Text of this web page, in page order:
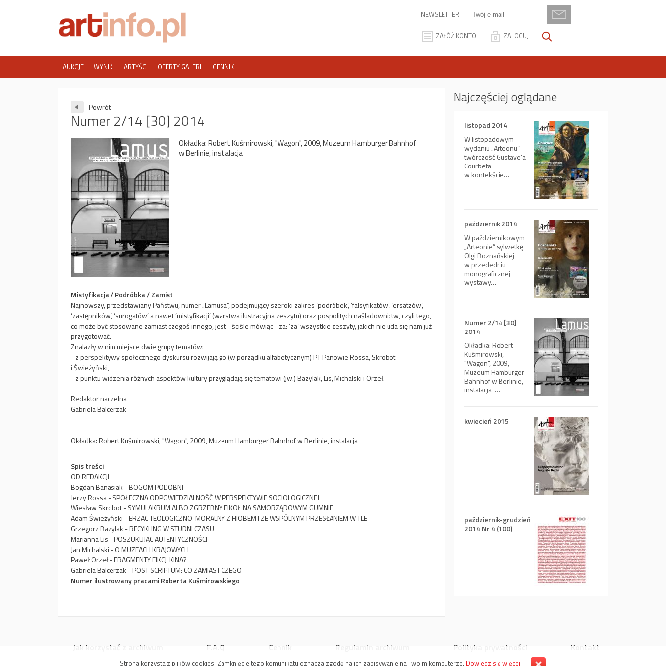
Strona korzysta z plików cookies. Zamknięcie tego komunikatu oznacza zgodę na ich zapisywanie na Twoim komputerze. Dowiedz się więcej.
AUKCJE WYNIKI ARTYŚCI OFERTY GALERII CENNIK
NEWSLETTER
ZAŁÓŻ KONTO ZALOGUJ
Powrót
Numer 2/14 [30] 2014
Okładka: Robert Kuśmirowski, "Wagon", 2009, Muzeum Hamburger Bahnhof
w Berlinie, instalacja
Mistyfikacja / Podróbka / Zamist
Najnowszy, przedstawiany Państwu, numer „Lamusa”, podejmujący szeroki zakres ‘podróbek’, ‘falsyfikatów’, ‘ersatzów’,
‘zastępników’, ‘surogatów’ a nawet ‘mistyfikacji’ (warstwa ilustracyjna zeszytu) oraz pospolitych naśladownictw, czyli tego,
co może być stosowane zamiast czegoś innego, jest - ściśle mówiąc - za: ‘za’ wszystkie zeszyty, jakich nie uda się nam już
przygotować.
Znalazły w nim miejsce dwie grupy tematów:
- z perspektywy społecznego dyskursu rozwijają go (w porządku alfabetycznym) PT Panowie Rossa, Skrobot
i Świeżyński,
- z punktu widzenia różnych aspektów kultury przyglądają się tematowi (jw.) Bazylak, Lis, Michalski i Orzeł.
Redaktor naczelna
Gabriela Balcerzak
Okładka: Robert Kuśmirowski, "Wagon", 2009, Muzeum Hamburger Bahnhof w Berlinie, instalacja
Spis treści
OD REDAKCJI
Bogdan Banasiak - BOGOM PODOBNI
Jerzy Rossa - SPOŁECZNA ODPOWIEDZIALNOŚĆ W PERSPEKTYWIE SOCJOLOGICZNEJ
Wiesław Skrobot - SYMULAKRUM ALBO ZGRZEBNY FIKOŁ NA SAMORZĄDOWYM GUMNIE
Adam Świeżyński - ERZAC TEOLOGICZNO-MORALNY Z HIOBEM I ZE WSPÓLNYM PRZESŁANIEM W TLE
Grzegorz Bazylak - RECYKLING W STUDNI CZASU
Marianna Lis - POSZUKUJĄC AUTENTYCZNOŚCI
Jan Michalski - O MUZEACH KRAJOWYCH
Paweł Orzeł - FRAGMENTY FIKCJI KINA?
Gabriela Balcerzak - POST SCRIPTUM: CO ZAMIAST CZEGO
Numer ilustrowany pracami Roberta Kuśmirowskiego
Najczęściej oglądane
listopad 2014
W listopadowym
wydaniu „Arteonu”
twórczość Gustave’a
Courbeta
w kontekście…
październik 2014
W październikowym
„Arteonie” sylwetkę
Olgi Boznańskiej
w przededniu
monograficznej
wystawy…
Numer 2/14 [30]
2014
Okładka: Robert
Kuśmirowski,
"Wagon", 2009,
Muzeum Hamburger
Bahnhof w Berlinie,
instalacja …
kwiecień 2015
październik-grudzień
2014 Nr 4 (100)
Jak korzystać z archiwum F.A.Q Cennik Regulamin archiwum Polityka prywatności Kontakt